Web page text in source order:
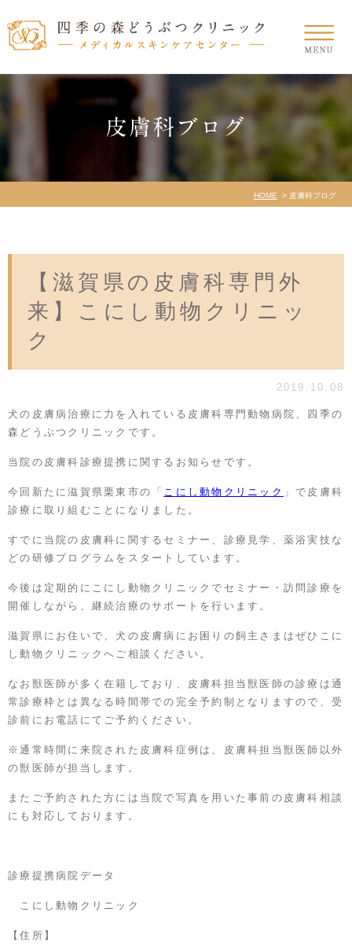
皮膚科ブログ
HOME 皮膚科ブログ
【滋賀県の皮膚科専門外
来】こにし動物クリニッ
ク
2019.10.08
犬の皮膚病治療に力を入れている皮膚科専門動物病院、四季の
森どうぶつクリニックです。
当院の皮膚科診療提携に関するお知らせです。
今回新たに滋賀県栗東市の「 こにし動物クリニック 」で皮膚科
診療に取り組むことになりました。
すでに当院の皮膚科に関するセミナー、診療見学、薬浴実技な
どの研修プログラムをスタートしています。
今後は定期的にこにし動物クリニックでセミナー・訪問診療を
開催しながら、継続治療のサポートを行います。
滋賀県にお住いで、犬の皮膚病にお困りの飼主さまはぜひこに
し動物クリニックへご相談ください。
なお獣医師が多く在籍しており、皮膚科担当獣医師の診療は通
常診療枠とは異なる時間帯での完全予約制となりますので、受
診前にお電話にてご予約ください。
※通常時間に来院された皮膚科症例は、皮膚科担当獣医師以外
の獣医師が担当します。
またご予約された方には当院で写真を用いた事前の皮膚科相談
にも対応しております。
診療提携病院データ
こにし動物クリニック
【住所】